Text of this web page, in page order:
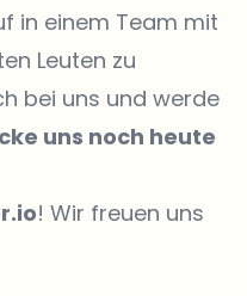
in einem Team mit
Leuten zu
bei uns und werde
uns noch heute
! Wir freuen uns